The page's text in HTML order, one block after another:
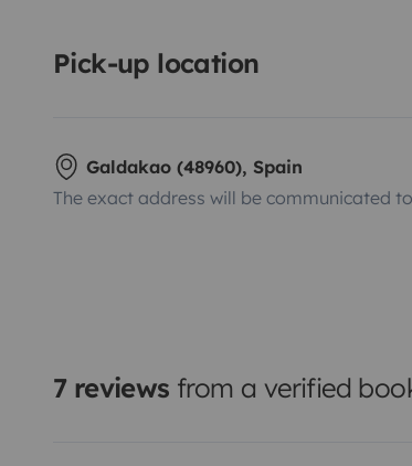
Pick-up location
Galdakao (48960), Spain
The exact address will be communicated
7 reviews from a verified